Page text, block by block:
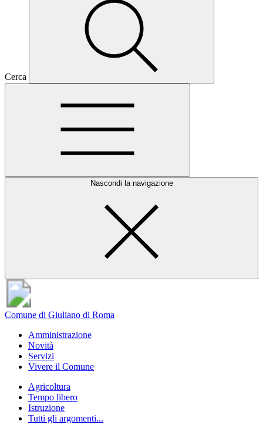
Cerca
Nascondi la navigazione
Comune di Giuliano di Roma
Amministrazione
Novità
Servizi
Vivere il Comune
Agricoltura
Tempo libero
Istruzione
Tutti gli argomenti...